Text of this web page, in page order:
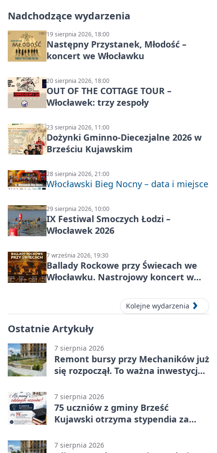
Nadchodzące wydarzenia
19 sierpnia 2026, 18:00
Następny Przystanek, Młodość –
koncert we Włocławku
20 sierpnia 2026, 18:00
OUT OF THE COTTAGE TOUR –
Włocławek: trzy zespoły
23 sierpnia 2026, 11:00
Dożynki Gminno-Diecezjalne 2026 w
Brześciu Kujawskim
28 sierpnia 2026, 21:00
Włocławski Bieg Nocny – data i miejsce
29 sierpnia 2026, 10:00
IX Festiwal Smoczych Łodzi –
Włocławek 2026
7 września 2026, 19:30
Ballady Rockowe przy Świecach we
Włocławku. Nastrojowy koncert w
Kolejne wydarzenia
Ostatnie Artykuły
7 sierpnia 2026
Remont bursy przy Mechaników już
się rozpoczął. To ważna inwestycja
7 sierpnia 2026
75 uczniów z gminy Brześć
Kujawski otrzyma stypendia za
7 sierpnia 2026